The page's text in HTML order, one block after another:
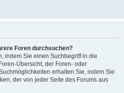
Foren durchsuchen?
indem Sie einen Suchbegriff in die
Übersicht, der Foren- oder
erhalten Sie, indem Sie
der von jeder Seite des Forums aus